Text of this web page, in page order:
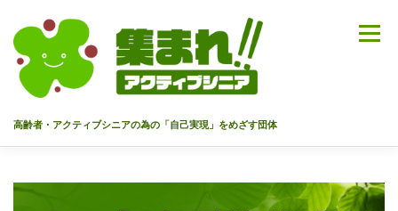
高齢者・アクティブシニアの為の「自己実現」をめざす団体
メニュー
HOME 代表あいさつ 私達について 今までのセミナー